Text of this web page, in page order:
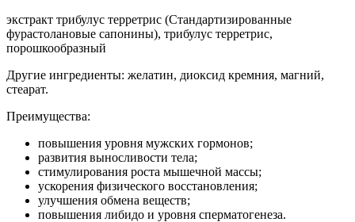
экстракт трибулус терретрис (Стандартизированные
фурастолановые сапонины), трибулус терретрис,
порошкообразный
Другие ингредиенты: желатин, диоксид кремния, магний,
стеарат.
Преимущества:
повышения уровня мужских гормонов;
развития выносливости тела;
стимулирования роста мышечной массы;
ускорения физического восстановления;
улучшения обмена веществ;
повышения либидо и уровня сперматогенеза.